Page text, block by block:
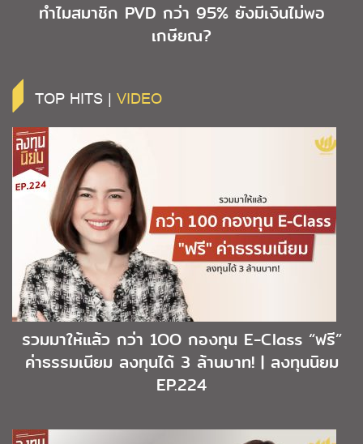
ทำไมสมาชิก PVD กว่า 95% ยังมีเงินไม่พอ
เกษียณ?
TOP HITS | VIDEO
รวมมาให้แล้ว กว่า 1OO กองทุน E-Class “ฟรี”
ค่าธรรมเนียม ลงทุนได้ 3 ล้านบาท! | ลงทุนนิยม
EP.224